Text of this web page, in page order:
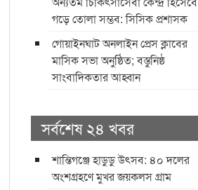
গড়ে তোলা সম্ভব: সিসিক প্রশাসক
​গোয়াইনঘাট অনলাইন প্রেস ক্লাবের
মাসিক সভা অনুষ্ঠিত; বস্তুনিষ্ঠ
সাংবাদিকতার আহ্বান
সর্বশেষ ২৪ খবর
শান্তিগঞ্জে হাডুডু উৎসব: ৪০ দলের
অংশগ্রহণে মুখর জয়কলস গ্রাম